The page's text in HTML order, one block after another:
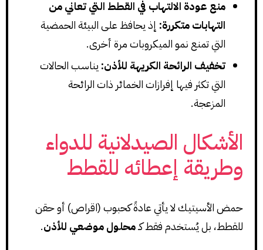
منع عودة الالتهاب في القطط التي تعاني من
التهابات متكررة: إذ يحافظ على البيئة الحمضية
التي تمنع نمو الميكروبات مرة أخرى.
تخفيف الرائحة الكريهة للأذن: يناسب الحالات
التي تكثر فيها إفرازات الخمائر ذات الرائحة
المزعجة.
الأشكال الصيدلانية للدواء
وطريقة إعطائه للقطط
حمض الأسيتيك لا يأتي عادةً كحبوب (اقراص) أو حقن
للقطط، بل يُستخدم فقط كـمحلول موضعي للأذن.